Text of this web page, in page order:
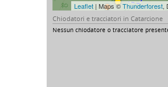
Leaflet | Maps ©Thunderforest,
Chiodatori e tracciatori in Catarcione
Nessun chiodatore o tracciatore